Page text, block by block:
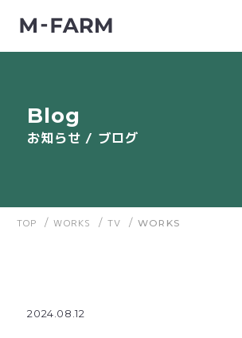
Blog
お知らせ / ブログ
TOP / WORKS / TV / WORKS
2024.08.12